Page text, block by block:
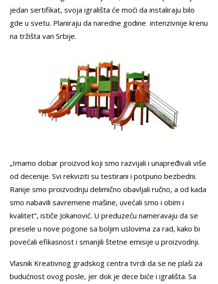
jedan sertifikat, svoja igrališta će moći da instaliraju bilo
gde u svetu. Planiraju da naredne godine intenzivnije krenu
na tržišta van Srbije.
„Imamo dobar proizvod koji smo razvijali i unapređivali više
od decenije. Svi rekviziti su testirani i potpuno bezbedni.
Ranije smo proizvodnju delimično obavljali ručno, a od kada
smo nabavili savremene mašine, uvećali smo i obim i
kvalitet“, ističe Jokanović. U preduzeću nameravaju da se
presele u nove pogone sa boljim uslovima za rad, kako bi
povećali efikasnost i smanjili štetne emisije u proizvodnji.
Vlasnik Kreativnog gradskog centra tvrdi da se ne plaši za
budućnost ovog posle, jer dok je dece biće i igrališta. Sa